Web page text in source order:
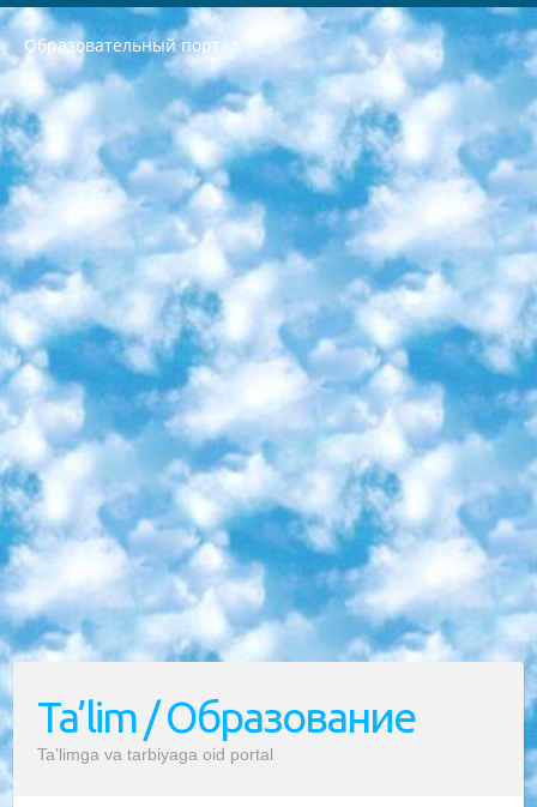
Образовательный портал
РЕСПУБЛИКА УЗБЕКИСТАН МИНИСТРЕРСТВО ДОШКОЛЬНОГО И ШКОЛЬНОГО ОБРАЗОВАНИЯ КОМАНДА в общеобразовательных учреждениях в 2023-2024 учебном году организация и проведение итоговой государственной аттестации обучающихся о Министра дошкольного и школьного образования Республики Узбекистан от 4 марта 2008 года (постановлением Минюста от 20 марта 2008 года № 1778 государственной регистрации) «Итоговое состояние учащихся общего среднего образования на основании положения об утверждении положения об аттестации общего среднего образования выпускной экзамен студентов в образовательных учреждениях в 2023-2024 учебном году В целях организации и прохождения аттестации приказываю: 1. Следующее: перечень предметов, по которым будет проводиться итоговая государственная аттестация и экзамен формы перевода согласно приложению 1; сертификаты международного образца, оценивающие уровень владения иностранными языками перечень согласно приложению 2; 2. Педагогический при специализированных образовательных учреждениях. научно-практический центр квалификации и международной оценки (Д.Давидова) 2024 г. До 25 марта: задания по предметам, по которым будет проводиться итоговая аттестация разработка и утверждение технических условий; итоговая аттестация на основании разработанного предметного задания разработка вопросов по предметам (устно и письменно), экзамен передача; общеобразовательные средние школы и специальные учебные заведения учащиеся выпускных классов школ и интернатов в агентской системе подготовка базы данных экзаменационных материалов и критериев оценки; перевод базы экзаменационных материалов на все языки обучения подать в Республиканский образовательный центр для изготовления; варианты экзаменов на основе разработанных контрольных материалов пусть будут поставлены задачи формирования. 3. Республиканский образовательный центр (Ш.Худайкулов) до 5 апреля 2024 года. до: база данных предоставленных экзаменационных материалов на все языки обучения перевод и экспертиза; для слепых, слабовидящих, глухих, слабослышащих и умственно отсталых детей учащиеся выпускных классов специализированных школ и школ-интернатов база данных экзаменационных материалов на всех преподаваемых языках подготовка критериев оценки; специализированные школы для умственно отсталых детей и технологии для учащихся выпускных классов школ-интернатов разработка соответствующих рекомендаций и критериев проведения ЕГЭ по естествознанию давать задания. 4. Педагогический при специализированных образовательных учреждениях. Научно-практический центр навыков и международной оценки (Д.Давидова), Республика образовательный центр (Худайкулов Ш.) итоговый государственный аттестационный экзамен ориентирован на творческое и логическое мышление при подготовке базы материалов учитывать введение заданий. 5. Следует отметить, что: сертификат государственного образца о знании общеобразовательного предмета и как минимум национальный уровень B1 по предметам на иностранных языках, указанным в Приложении 2. или международно признанный сертификат эквивалентного уровня студенты, изучающие определенный предмет, освобождаются от экзамена; по соответствующим предметам запланирована итоговая государственная аттестация за день до дня, путем жеребьевки Рабочей группой (в письменной форме по предметам, проводимым в форме) из числа сформированных вариантов выбрано 2 варианта; 2 выбранных варианта экзамена анонсированы на официальном сайте министерства и все выпускники по всей стране на основе этих вариантов проводит итоговую государственную аттестацию. 6. Государственное образование учащихся средних общеобразовательных учреждений. знания в соответствии с квалификационными требованиями, которые необходимо приобрести на основании стандартов итоговый (выпускной) контроль для 9 и 11 классов в целях тестирования Экзамены (далее – экзамены) состоят из предметов, перечисленных в приложении 1. будет сделано. 7. Экзамены пройдут с 26 мая по 15 июня 2024 г. (кроме науки физического воспитания). 8. Физическая для учащихся 9 классов общесредних образовательных учреждений. Экзамены по предмету «Образование, квалификация медицина» 1-6 мая 2024 года. сотрудники перевести под присмотр (с отклонениями в физическом или умственном развитии) специализированная школа для детей, школы-интернаты и со сколиозом школы-интернаты санаторного типа для больных детей исключены). 9. Он был слепым, слабовидящим и имел нарушения опорно-двигательного аппарата. экзамены в специализированных школах и интернатах для детей должны проводиться исходя из требований, предъявляемых к общеобразовательным учреждениям (физкультура кроме науки). 10. Специализированная школа для глухих и слабослышащих детей. и экзамены в интернатах и быть реализован в виде письменного теста по математике. 11. Специальность для умственно отсталых детей. Для 9 класса Родной язык и литературное письмо Государственный язык (язык обучения – узбекский). для неклассов) написано Математическое письмо Письменная/устная история Узбекистана Физическое воспитание практично Итоговый контроль Для 11 класса Написание родного языка и литературы (эссе) Математическое письмо Узбекский язык (обучение на узбекском языке) не посещающее общее среднее образование для учреждений)/Образовательное учреждение выбор письменный и устный Иностранный язык письменный/устный Письменная/устная история Узбекистана *По выбору студента:  Химия  Физика  Основы государственного права  География 10 бесплатных образовательных ресурсов - Мы составили подборку онлайн-проектов с интерактивными упражнениями, видеолекциями и статьями. Они помогут вам обрести новые и освежить старые знания бесплатно. 1. «ИНТУИТ» Старейшая образовательная площадка Рунета. Здесь вы найдёте сотни текстовых и видеокурсов на десятки различных тем — от программирования до психологии. Многие курсы подготовлены российскими университетами и крупными международными компаниями вроде Intel и Microsoft. Самостоятельное обучение бесплатное, но желающие могут оплатить услуги персональных наставников. 2. «Смартия» знакомит с актуальными профессиями и подсказывает, как им обучаться. Выбрав заинтересовавшую вас специальность — SMM-специалист, фотограф, веб-дизайнер или другую, — увидите список необходимых для неё умений. Чтобы вы могли освоить их самостоятельно, для каждого умения площадка отображает подборку ссылок на учебные материалы. Хотя «Смартия» ориентируется на русскоязычную аудиторию, часть контента всё же доступна только на английском. 3. «Лекторий Физтеха» Проект Московского физико-технического института (Физтеха). С его помощью вы можете смотреть онлайн серии лекций, записанные на видео в этом вузе. В числе доступных предметов — физика, биология, химия, информационные технологии и другие. К некоторым лекциям администрация ресурса прилагает готовые конспекты, которые можно скачивать в PDF-формате. 4. ITMOcourses Онлайн-площадка Санкт-Петербургского национального исследовательского университета информационных технологий, механики и оптики (ИТМО). Ресурс предоставляет свободный доступ к курсам, разработанным в этом вузе. Каталог материалов разбит на четыре категории: «Оптические системы и технологии», «Приборостроение и робототехника», «Информационные технологии» и «Биотехнологии». Курсы состоят из видеолекций, интерактивных демонстраций и заданий. 5. «КиберЛенинка» Электронная научная библиотека открытого доступа. Каталог площадки регулярно обрастает текстами статей из различных научных изданий. Сгруппированные по журналам и рубрикам публикации можно читать онлайн или скачивать целиком в PDF-формате. Проект нацелен на популяризацию науки за счёт открытого доступа к качественной информации. 6. «ПостНаука» На этом ресурсе публикуют подборки видеолекций, составленные экспертами из разных отраслей и объединённые общими темами. Среди них, к примеру, есть серии «Биоинформатика и геномика», «Культура средневековой Скандинавии» и Cinema Studies о теории кино. Каждая подборка лекций — логически связанная история, рассказанная экспертом от первого лица. Кроме того, на сайте появляются научно-образовательные статьи и тесты на разные темы. 7. «Newочём» Команда проекта «Newочём» отбирает самые интересные тексты из англоязычных СМИ и переводит те из них, за которые голосуют участники сообщества «ВКонтакте». По большей части это научно-популярные статьи. Редакторы придумывают лишь заголовки, в остальном содержание переводов соответствует оригиналам. Полные тексты можно читать прямо в социальной сети. 8. InternetUrok Онлайн-база материалов по основным дисциплинам школьной программы. Информация на сайте структурирована по классам, предметам и темам (урокам). Каждый урок состоит из видеолекций и конспектов. Есть также интерактивные тренажёры и тесты для закрепления пройденного материала. Даже если вы давно окончили школу, возможность повторить программу старших классов всегда может пригодиться. 9. Edutainme Ещё один ресурс об образовании. В отличие от Newtonew, как мне кажется, Edutainme больше ориентируется на представителей индустрии: педагогов, предпринимателей, разработчиков образовательных проектов. Но и любой, кто просто стремится к саморазвитию, найдёт на сайте много полезного и интересного для себя. Например, информацию о новых курсах и образовательных сервисах. 10. Newtonew Онлайн-медиа об образовании и обучении в широком смысле. Авторы Newtonew пишут об инструментах, заведениях, тактиках и стратегиях, которые помогают учить других и получать новые знания самостоятельно. На этой площадке вы найдёте новости, обзоры, аналитические мат
Ta’lim / Образование
Ta’limga va tarbiyaga oid portal